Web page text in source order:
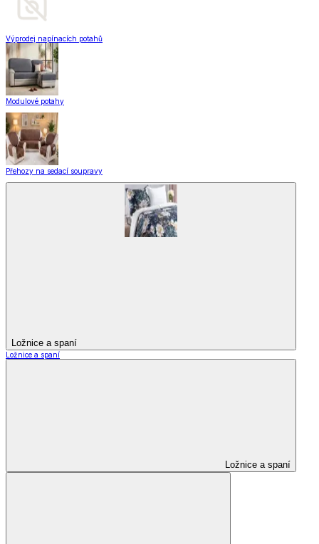
Výprodej napínacích potahů
Modulové potahy
Přehozy na sedací soupravy
Ložnice a spaní
Ložnice a spaní
Ložnice a spaní